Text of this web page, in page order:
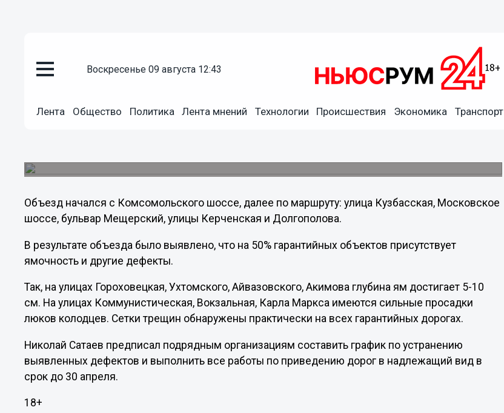
воскресенье 09 августа 12:43
Лента Общество Политика Лента мнений Технологии Происшествия Экономика Транспорт
Общество
Ямы на дорогах Канавинского района должны
Объезд начался с Комсомольского шоссе, далее по маршруту: улица Кузбасская, Московское
шоссе, бульвар Мещерский, улицы Керченская и Долгополова.
В результате объезда было выявлено, что на 50% гарантийных объектов присутствует
ямочность и другие дефекты.
Так, на улицах Гороховецкая, Ухтомского, Айвазовского, Акимова глубина ям достигает 5-10
см. На улицах Коммунистическая, Вокзальная, Карла Маркса имеются сильные просадки
люков колодцев. Сетки трещин обнаружены практически на всех гарантийных дорогах.
Николай Сатаев предписал подрядным организациям составить график по устранению
выявленных дефектов и выполнить все работы по приведению дорог в надлежащий вид в
срок до 30 апреля.
18+